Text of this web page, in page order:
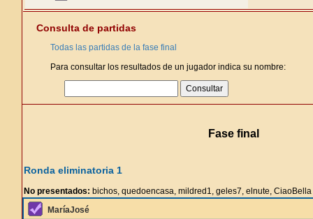
Consulta de partidas
Todas las partidas de la fase final
Para consultar los resultados de un jugador indica su nombre:
Fase final
Ronda eliminatoria 1
No presentados: bichos, quedoencasa, mildred1, geles7, elnute, CiaoBella
MaríaJosé